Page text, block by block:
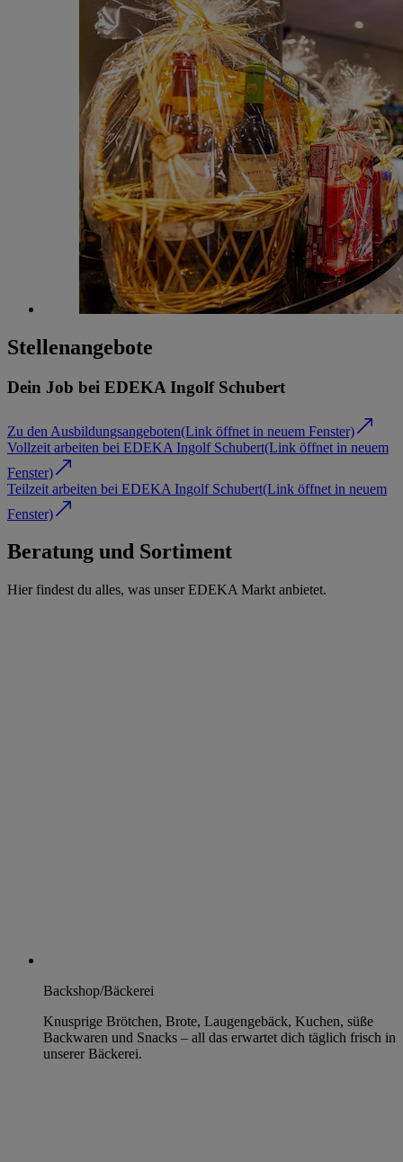
Stellenangebote
Dein Job bei EDEKA Ingolf Schubert
Zu den Ausbildungsangeboten(Link öffnet in neuem Fenster)
Vollzeit arbeiten bei EDEKA Ingolf Schubert(Link öffnet in neuem
Fenster)
Teilzeit arbeiten bei EDEKA Ingolf Schubert(Link öffnet in neuem
Fenster)
Beratung und Sortiment
Hier findest du alles, was unser EDEKA Markt anbietet.
Backshop/Bäckerei
Knusprige Brötchen, Brote, Laugengebäck, Kuchen, süße
Backwaren und Snacks – all das erwartet dich täglich frisch in
unserer Bäckerei.